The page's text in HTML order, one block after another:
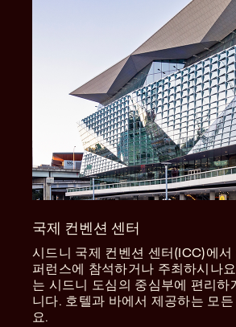
국제 컨벤션 센터
시드니 국제 컨벤션 센터(ICC)에서
퍼런스에 참석하거나 주최하시나
는 시드니 도심의 중심부에 편리하
니다. 호텔과 바에서 제공하는 모
요.